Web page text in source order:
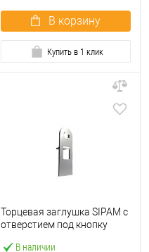
В корзину
Купить в 1 клик
В наличии
Торцевая заглушка SIPAM с
отверстием под кнопку